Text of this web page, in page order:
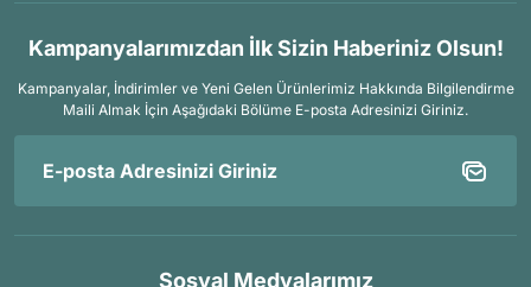
Kampanyalarımızdan İlk Sizin Haberiniz Olsun!
Kampanyalar, İndirimler ve Yeni Gelen Ürünlerimiz Hakkında Bilgilendirme
Maili Almak İçin Aşağıdaki Bölüme E-posta Adresinizi Giriniz.
Sosyal Medyalarımız